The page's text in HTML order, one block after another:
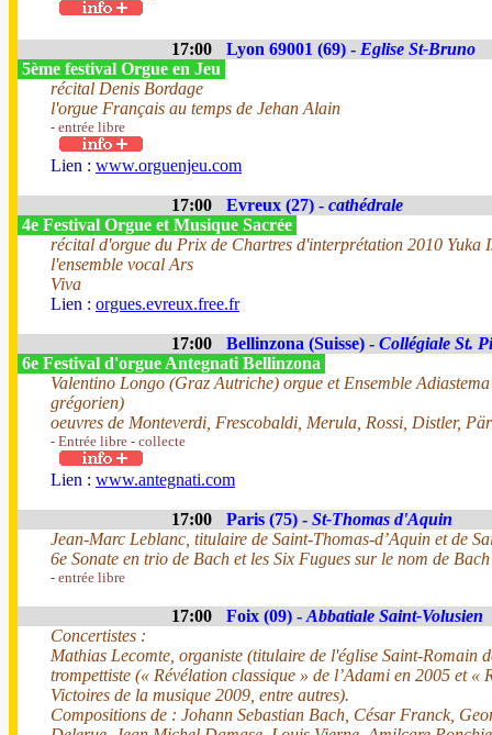
17:00 Lyon 69001 (69) - Eglise St-Bruno
5ème festival Orgue en Jeu
récital Denis Bordage
l'orgue Français au temps de Jehan Alain
- entrée libre
Lien : www.orguenjeu.com
17:00 Evreux (27) - cathédrale
4e Festival Orgue et Musique Sacrée
récital d'orgue du Prix de Chartres d'interprétation 2010 Yuka
l'ensemble vocal Ars
Viva
Lien : orgues.evreux.free.fr
17:00 Bellinzona (Suisse) - Collégiale St.
6e Festival d'orgue Antegnati Bellinzona
Valentino Longo (Graz Autriche) orgue et Ensemble
grégorien)
oeuvres de Monteverdi, Frescobaldi, Merula, Rossi, Distler,
- Entrée libre - collecte
Lien : www.antegnati.com
17:00 Paris (75) - St-Thomas d'Aquin
Jean-Marc Leblanc, titulaire de Saint-Thomas-d’Aquin et de
6e Sonate en trio de Bach et les Six Fugues sur le nom de
- entrée libre
17:00 Foix (09) - Abbatiale Saint-Volusien
Concertistes :
Mathias Lecomte, organiste (titulaire de l'église Saint-Romain
trompettiste (« Révélation classique » de l’Adami en 2005 et «
Victoires de la musique 2009, entre autres).
Compositions de : Johann Sebastian Bach, César Franck,